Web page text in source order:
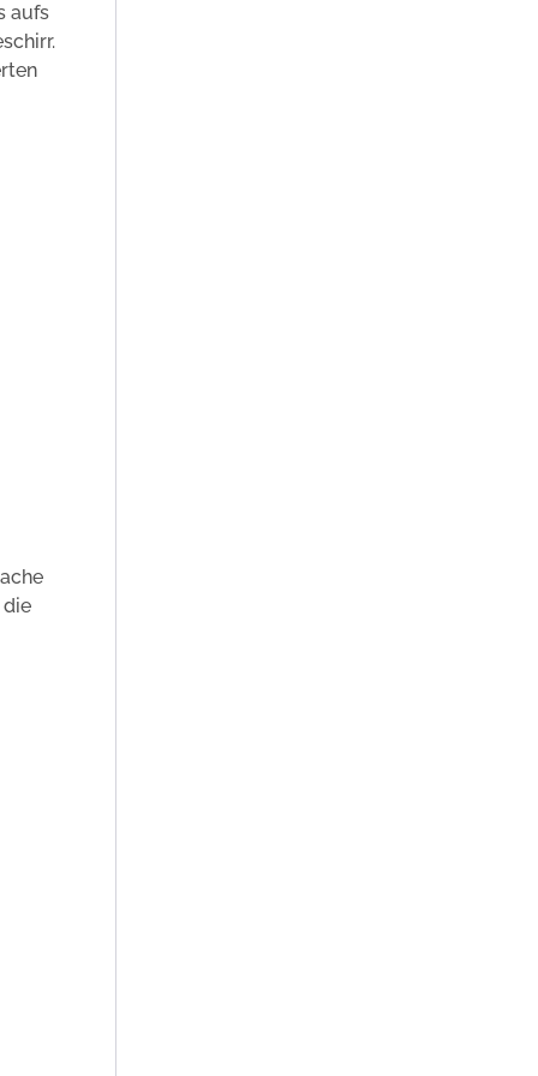
aufs
die